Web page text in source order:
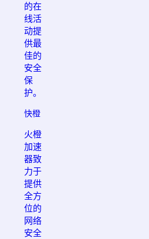
的在
线活
动提
供最
佳的
安全
保
护。
快橙
火橙
加速
器致
力于
提供
全方
位的
网络
安全